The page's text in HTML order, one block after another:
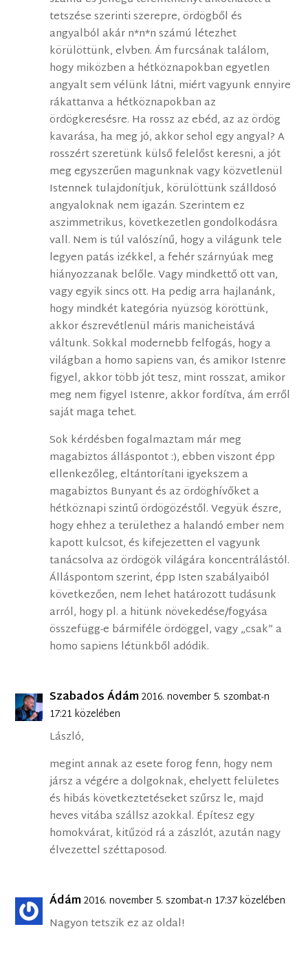
tetszése szerinti szerepre, ördögből és
angyalból akár n*n*n számú létezhet
körülöttünk, elvben. Ám furcsának találom,
hogy miközben a hétköznapokban egyetlen
angyalt sem vélünk látni, miért vagyunk ennyire
rákattanva a hétköznapokban az
ördögkeresésre. Ha rossz az ebéd, az az ördög
kavarása, ha meg jó, akkor sehol egy angyal? A
rosszért szeretünk külső felelőst keresni, a jót
meg egyszerűen magunknak vagy közvetlenül
Istennek tulajdonítjuk, körülöttünk szálldosó
angyaloknak nem igazán. Szerintem ez
aszimmetrikus, következetlen gondolkodásra
vall. Nem is túl valószínű, hogy a világunk tele
legyen patás izékkel, a fehér szárnyúak meg
hiányozzanak belőle. Vagy mindkettő ott van,
vagy egyik sincs ott. Ha pedig arra hajlanánk,
hogy mindkét kategória nyüzsög köröttünk,
akkor észrevétlenül máris manicheistává
váltunk. Sokkal modernebb felfogás, hogy a
világban a homo sapiens van, és amikor Istenre
figyel, akkor több jót tesz, mint rosszat, amikor
meg nem figyel Istenre, akkor fordítva, ám erről
saját maga tehet.
Sok kérdésben fogalmaztam már meg
magabiztos álláspontot :), ebben viszont épp
ellenkezőleg, eltántorítani igyekszem a
magabiztos Bunyant és az ördöghívőket a
hétköznapi szintű ördögözéstől. Vegyük észre,
hogy ehhez a területhez a halandó ember nem
kapott kulcsot, és kifejezetten el vagyunk
tanácsolva az ördögök világára koncentrálástól.
Álláspontom szerint, épp Isten szabályaiból
következően, nem lehet határozott tudásunk
arról, hogy pl. a hitünk növekedése/fogyása
összefügg-e bármiféle ördöggel, vagy „csak” a
homo sapiens létünkből adódik.
Szabados Ádám2016. november 5. szombat-n
17:21 közelében
László,
megint annak az esete forog fenn, hogy nem
jársz a végére a dolgoknak, ehelyett felületes
és hibás következtetéseket szűrsz le, majd
heves vitába szállsz azokkal. Építesz egy
homokvárat, kitűzöd rá a zászlót, azután nagy
élvezettel széttaposod.
Ádám2016. november 5. szombat-n 17:37 közelében
Nagyon tetszik ez az oldal!